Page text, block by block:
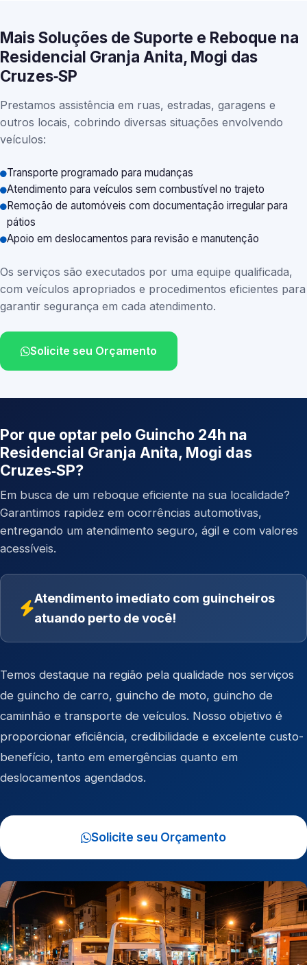
Mais Soluções de Suporte e Reboque na
Residencial Granja Anita, Mogi das
Cruzes‑SP
Prestamos assistência em ruas, estradas, garagens e
outros locais, cobrindo diversas situações envolvendo
veículos:
Transporte programado para mudanças
Atendimento para veículos sem combustível no trajeto
Remoção de automóveis com documentação irregular para
pátios
Apoio em deslocamentos para revisão e manutenção
Os serviços são executados por uma equipe qualificada,
com veículos apropriados e procedimentos eficientes para
garantir segurança em cada atendimento.
Solicite seu Orçamento
Por que optar pelo Guincho 24h na
Residencial Granja Anita, Mogi das
Cruzes‑SP?
Em busca de um reboque eficiente na sua localidade?
Garantimos rapidez em ocorrências automotivas,
entregando um atendimento seguro, ágil e com valores
acessíveis.
Atendimento imediato com guincheiros
atuando perto de você!
Temos destaque na região pela qualidade nos serviços
de guincho de carro, guincho de moto, guincho de
caminhão e transporte de veículos. Nosso objetivo é
proporcionar eficiência, credibilidade e excelente custo-
benefício, tanto em emergências quanto em
deslocamentos agendados.
Solicite seu Orçamento